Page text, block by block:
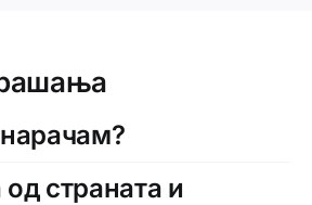
страната и